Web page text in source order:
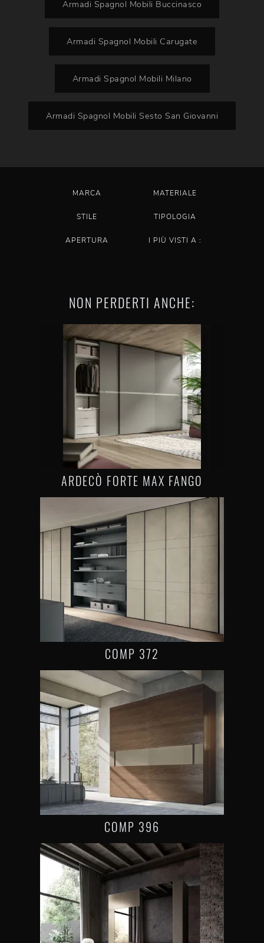
Armadi Spagnol Mobili Buccinasco
Armadi Spagnol Mobili Carugate
Armadi Spagnol Mobili Milano
Armadi Spagnol Mobili Sesto San Giovanni
MARCA MATERIALE
STILE TIPOLOGIA
APERTURA I PIÙ VISTI A :
NON PERDERTI ANCHE:
ARDECÒ FORTE MAX FANGO
COMP 372
COMP 396